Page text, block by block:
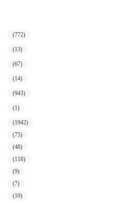
(772)
(13)
(67)
(14)
(943)
(1)
(1942)
(75)
(48)
(118)
(9)
(7)
(10)